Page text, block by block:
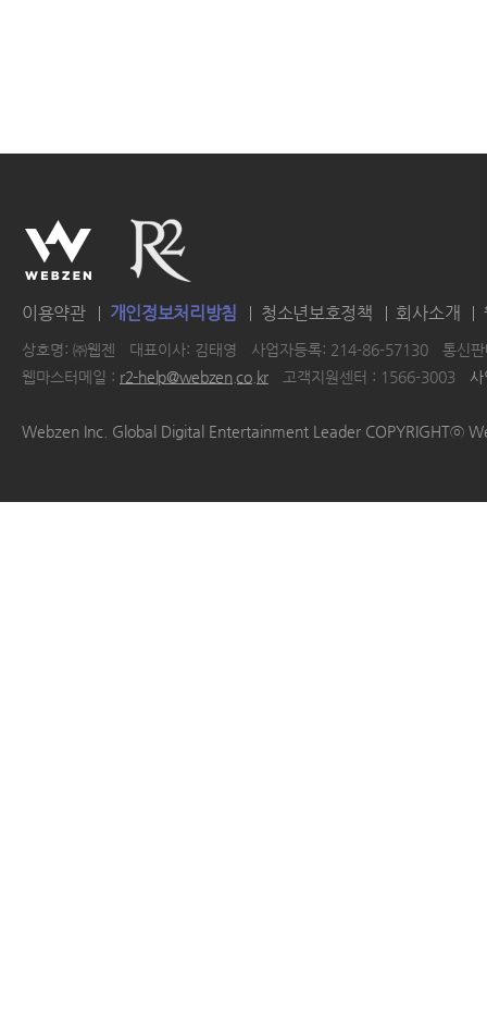
이용약관 개인정보처리방침 청소년보호정책 회사소개
상호명: ㈜웹젠 대표이사: 김태영 사업자등록: 214-86-57130
통신
웹마스터메일 : r2-help@webzen.co.kr 고객지원센터 : 1566-3003
Webzen Inc. Global Digital Entertainment Leader COPYRIGHTⓒ